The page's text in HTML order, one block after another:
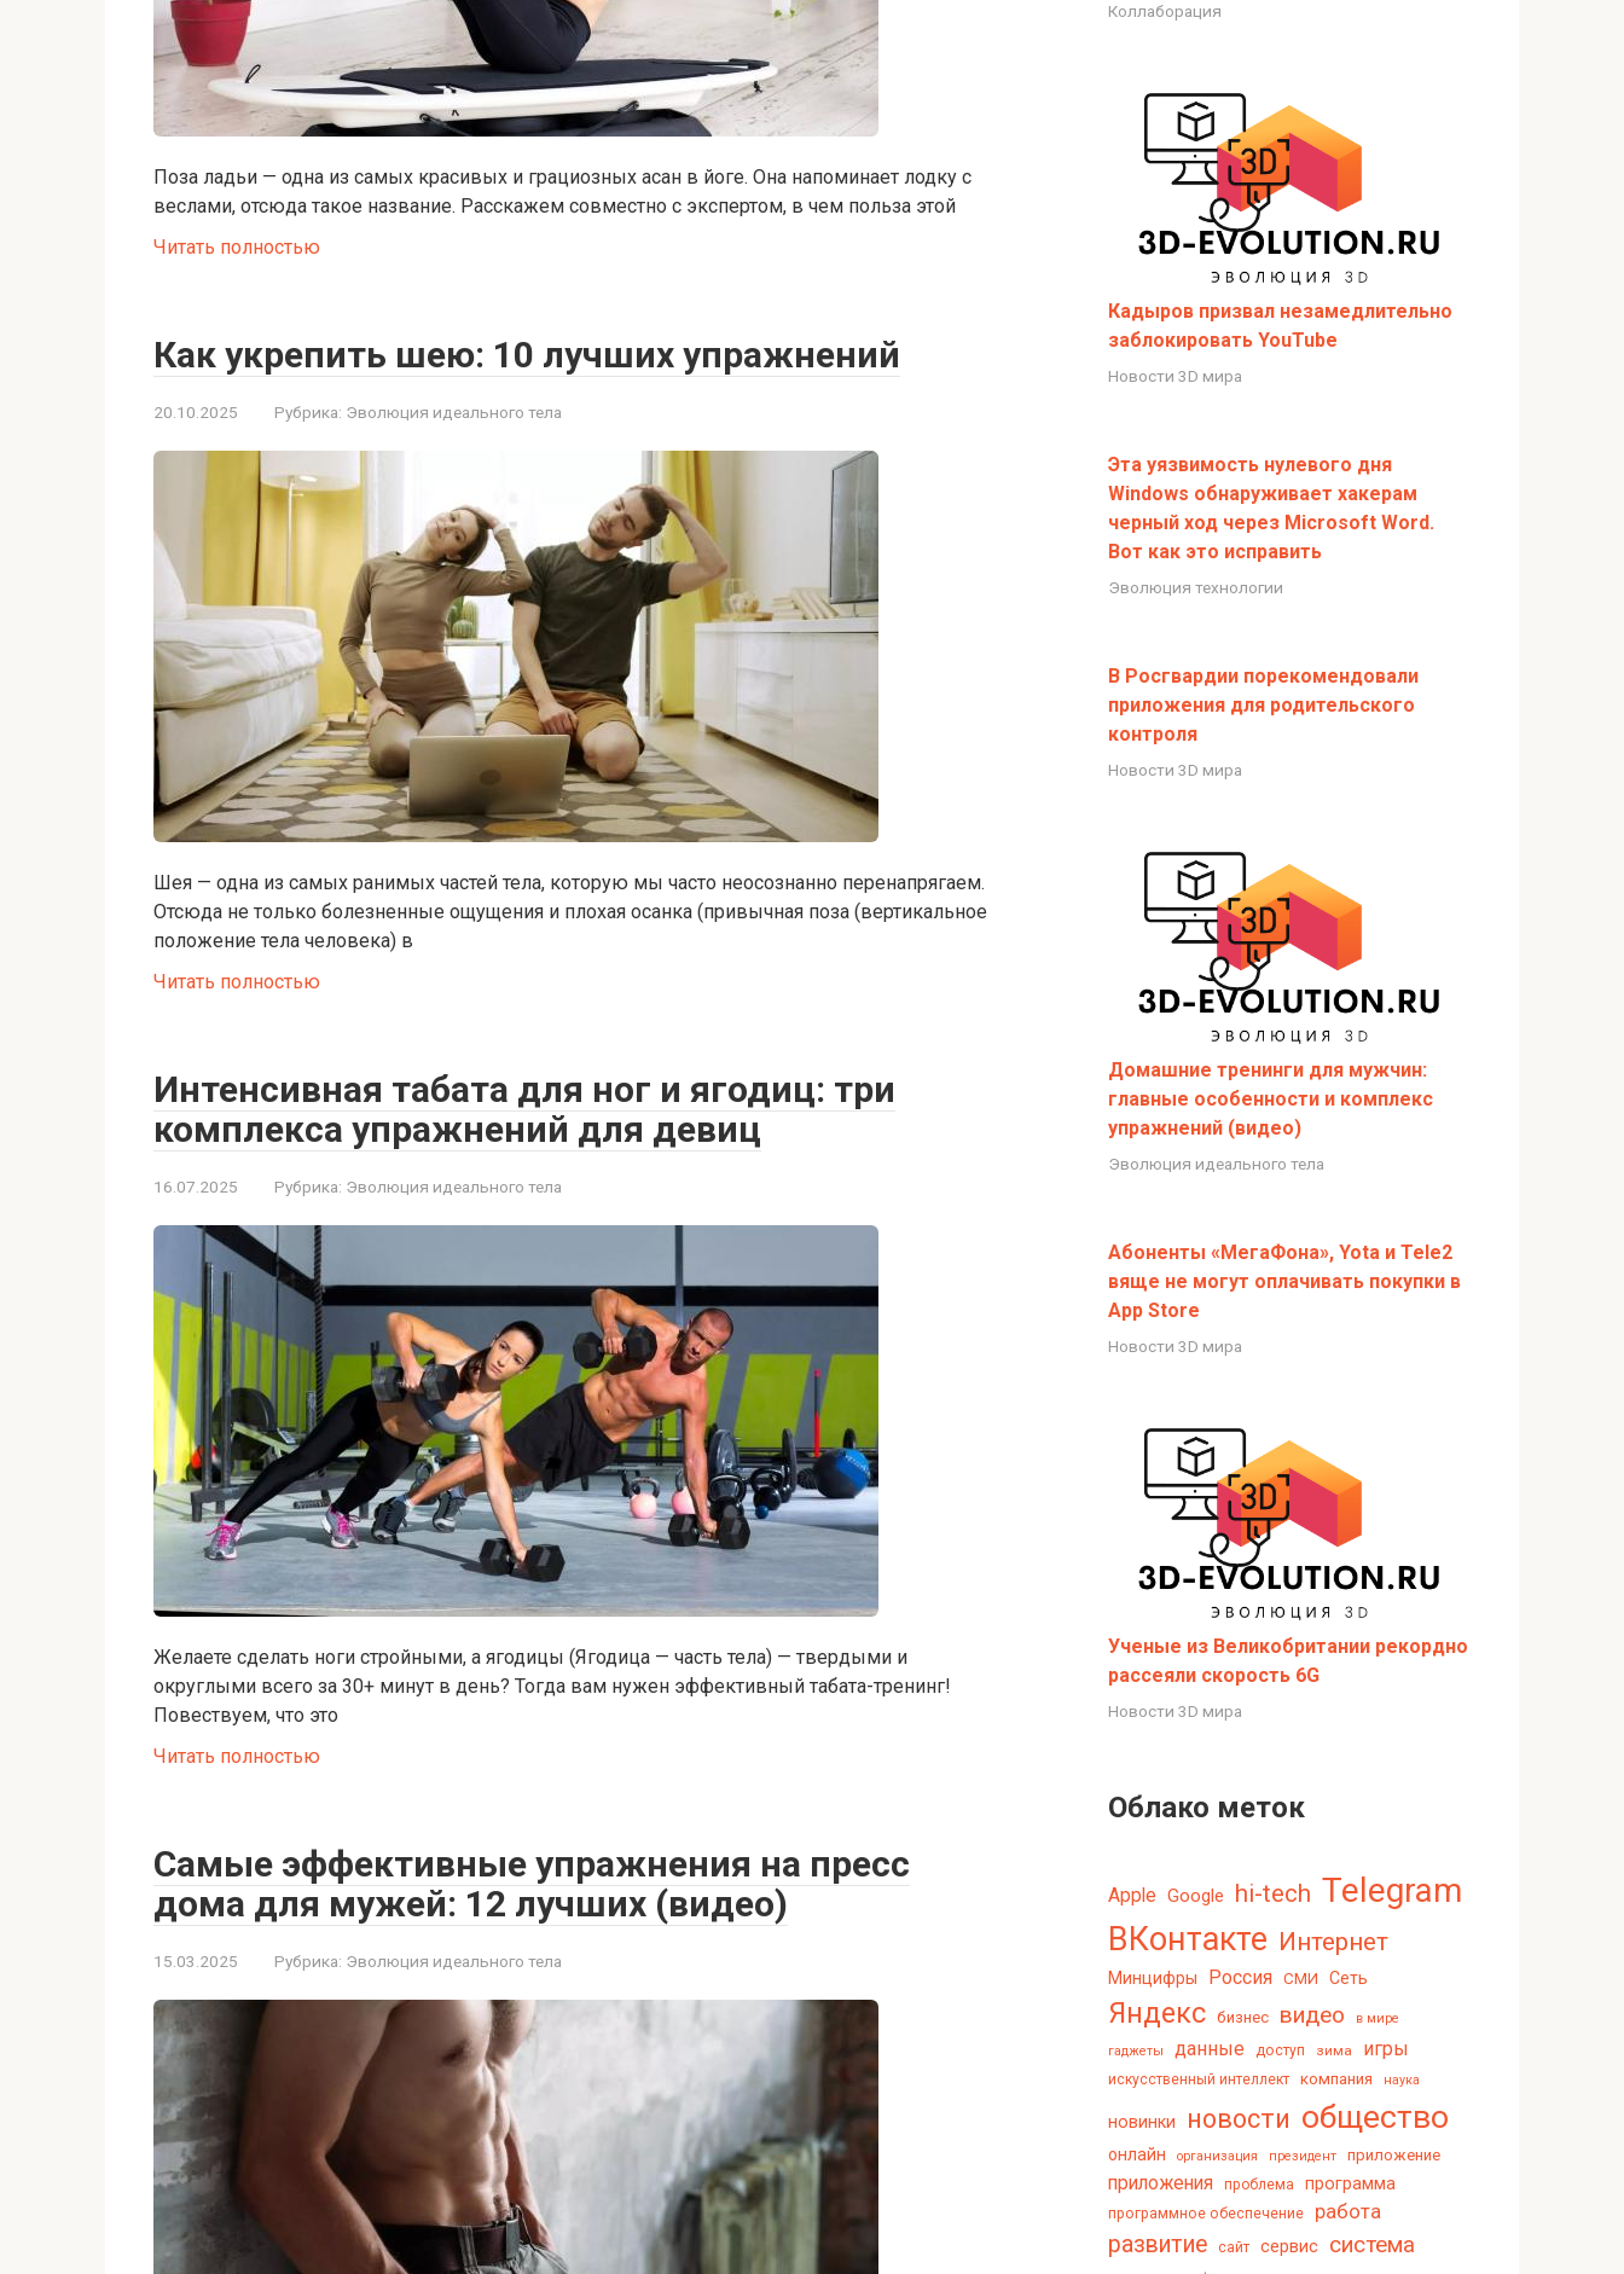
Поза ладьи — одна из самых красивых и грациозных асан в йоге. Она напоминает лодку с
веслами, отсюда такое название. Расскажем совместно с экспертом, в чем польза этой
Читать полностью
Как укрепить шею: 10 лучших упражнений
20.10.2025 Рубрика: Эволюция идеального тела
Шея — одна из самых ранимых частей тела, которую мы часто неосознанно перенапрягаем.
Отсюда не только болезненные ощущения и плохая осанка (привычная поза (вертикальное
положение тела человека) в
Читать полностью
Интенсивная табата для ног и ягодиц: три
комплекса упражнений для девиц
16.07.2025 Рубрика: Эволюция идеального тела
Желаете сделать ноги стройными, а ягодицы (Ягодица — часть тела) — твердыми и
округлыми всего за 30+ минут в день? Тогда вам нужен эффективный табата-тренинг!
Повествуем, что это
Читать полностью
Самые эффективные упражнения на пресс
дома для мужей: 12 лучших (видео)
15.03.2025 Рубрика: Эволюция идеального тела
Коллаборация
Кадыров призвал незамедлительно
заблокировать YouTube
Новости 3D мира
Эта уязвимость нулевого дня
Windows обнаруживает хакерам
черный ход через Microsoft Word.
Вот как это исправить
Эволюция технологии
В Росгвардии порекомендовали
приложения для родительского
контроля
Новости 3D мира
Домашние тренинги для мужчин:
главные особенности и комплекс
упражнений (видео)
Эволюция идеального тела
Абоненты «МегаФона», Yota и Tele2
вяще не могут оплачивать покупки в
App Store
Новости 3D мира
Ученые из Великобритании рекордно
рассеяли скорость 6G
Новости 3D мира
Облако меток
Apple Google hi-tech Telegram
ВКонтакте Интернет
Минцифры Россия СМИ Сеть
Яндекс бизнес видео в мире
гаджеты данные доступ зима игры
искусственный интеллект компания наука
новинки новости общество
онлайн организация президент приложение
приложения проблема программа
программное обеспечение работа
развитие сайт сервис система